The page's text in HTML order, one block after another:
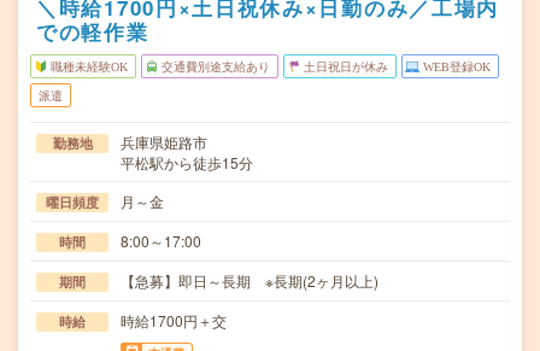
＼時給1700円×土日祝休み×日勤のみ／工場内
での軽作業
職種未経験OK 交通費別途支給あり 土日祝日が休み WEB登録OK
派遣
勤務地
兵庫県姫路市
平松駅から徒歩15分
曜日頻度 月～金
時間 8:00～17:00
期間 【急募】即日～長期 ※長期(2ヶ月以上)
時給 時給1700円＋交